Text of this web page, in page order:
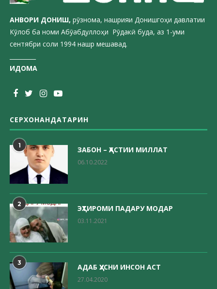
АНВОРИ ДОНИШ, рӯзнома, нашрияи Донишгоҳи давлатии
Кӯлоб ба номи Абӯабдуллоҳи Рӯдакӣ буда, аз 1-уми
сентябри соли 1994 нашр мешавад.
ИДОМА
СЕРХОНАНДАТАРИН
1 ЗАБОН – ҲАСТИИ МИЛЛАТ
06.10.2022
2 ЭҲТИРОМИ ПАДАРУ МОДАР
03.11.2021
3 АДАБ ҲУСНИ ИНСОН АСТ
27.04.2020